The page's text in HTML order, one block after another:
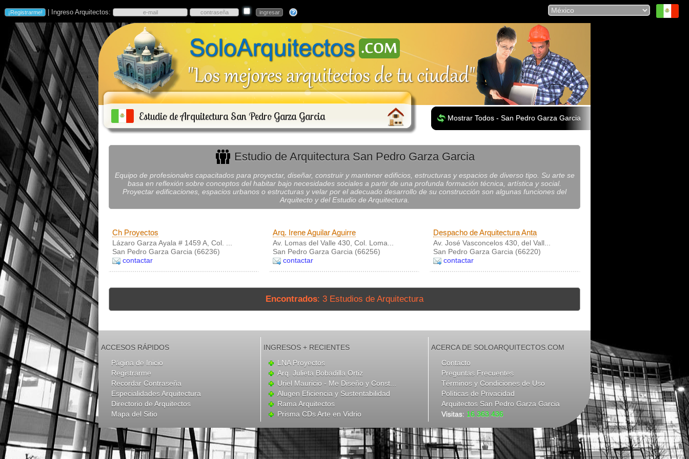
| Ingreso Arquitectos:
Estudio de Arquitectura San Pedro Garza Garcia Mostrar Todos - San Pedro Garza Garcia
Estudio de Arquitectura San Pedro Garza Garcia
Equipo de profesionales capacitados para proyectar, diseñar, construir y mantener edificios, estructuras y espacios de diverso tipo. Su arte se
basa en reflexión sobre conceptos del habitar bajo necesidades sociales a partir de una profunda formación técnica, artística y social.
Proyectar edificaciones, espacios urbanos o estructuras y velar por el adecuado desarrollo de su construcción son algunas funciones del
Arquitecto y del Estudio de Arquitectura.
Ch Proyectos
Lázaro Garza Ayala # 1459 A, Col. ...
San Pedro Garza Garcia (66236)
contactar
Arq. Irene Aguilar Aguirre
Av. Lomas del Valle 430, Col. Loma...
San Pedro Garza Garcia (66256)
contactar
Despacho de Arquitectura Anta
Av. José Vasconcelos 430, del Vall...
San Pedro Garza Garcia (66220)
contactar
Encontrados: 3 Estudios de Arquitectura
ACCESOS RÁPIDOS
Página de Inicio
Registrarme
Recordar Contraseña
Especialidades Arquitectura
Directorio de Arquitectos
Mapa del Sitio
INGRESOS + RECIENTES
LNA Proyectos
Arq. Julieta Bobadilla Ortiz
Uriel Mauricio - Me Diseño y Const...
Alugen Eficiencia y Sustentabilidad
Rama Arquitectos
Prisma CDs Arte en Vidrio
ACERCA DE SOLOARQUITECTOS.COM
Contacto
Preguntas Frecuentes
Términos y Condiciones de Uso
Políticas de Privacidad
Arquitectos San Pedro Garza Garcia
Visitas: 16.363.436